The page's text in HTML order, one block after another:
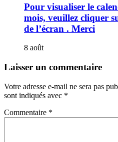
Pour visualiser le
mois, veuillez cliquer
de l’écran . Merci
8 août
Laisser un commentaire
Votre adresse e-mail ne sera pas
sont indiqués avec *
Commentaire *